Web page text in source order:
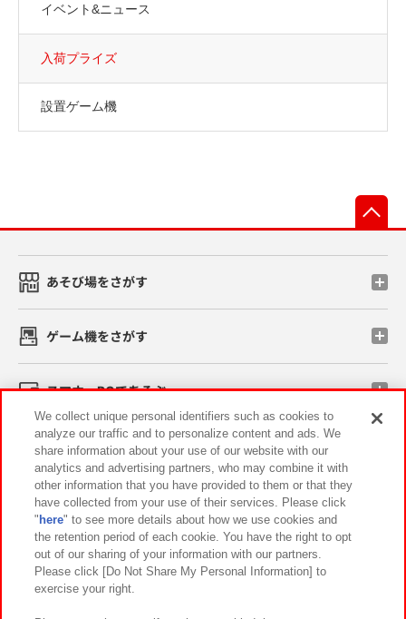
イベント&ニュース
入荷プライズ
設置ゲーム機
あそび場をさがす
ゲーム機をさがす
スマホ・PCであそぶ
イベント・キャンペーン
関連会社 サステナビリティ サイトポリシー
プライバシーポリシー ウェブアクセシビリティ方針と検証結果
お取引先さまとともに
We collect unique personal identifiers such as cookies to
analyze our traffic and to personalize content and ads. We
share information about your use of our website with our
analytics and advertising partners, who may combine it with
other information that you have provided to them or that they
have collected from your use of their services. Please click
" here" to see more details about how we use cookies and
the retention period of each cookie. You have the right to opt
out of our sharing of your information with our partners.
Please click [Do Not Share My Personal Information] to
exercise your right.